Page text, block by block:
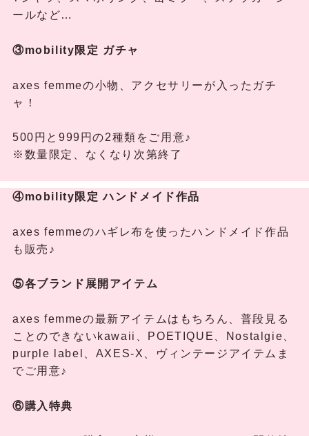
ールなど…
③mobility限定 ガチャ
axes femmeの小物、アクセサリーが入ったガチ
ャ！
500円と999円の2種類をご用意♪
※数量限定、なくなり次第終了
④mobility限定 ハンドメイド作品
axes femmeのハギレ布を使ったハンドメイド作品
も販売♪
⑤各ブランド展開アイテム
axes femmeの最新アイテムはもちろん、普段見る
ことのできないkawaii、POETIQUE、Nostalgie、
purple label、AXES-X、ヴィンテージアイテムま
でご用意♪
⑥購入特典